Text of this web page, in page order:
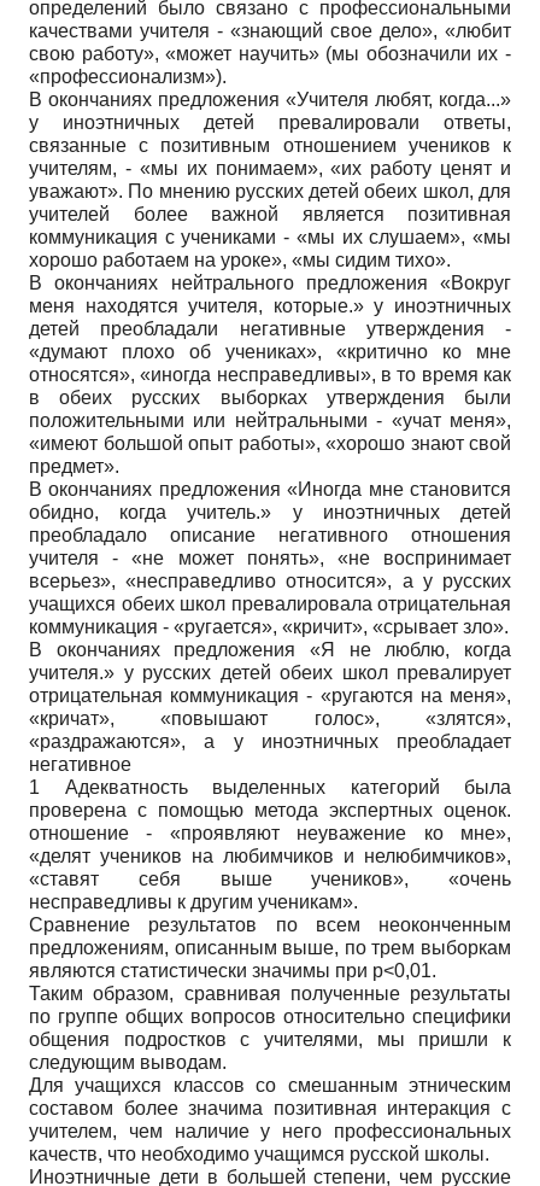
определений было связано с профессиональными
качествами учителя - «знающий свое дело», «любит
свою работу», «может научить» (мы обозначили их -
«профессионализм»).
В окончаниях предложения «Учителя любят, когда...»
у иноэтничных детей превалировали ответы,
связанные с позитивным отношением учеников к
учителям, - «мы их понимаем», «их работу ценят и
уважают». По мнению русских детей обеих школ, для
учителей более важной является позитивная
коммуникация с учениками - «мы их слушаем», «мы
хорошо работаем на уроке», «мы сидим тихо».
В окончаниях нейтрального предложения «Вокруг
меня находятся учителя, которые.» у иноэтничных
детей преобладали негативные утверждения -
«думают плохо об учениках», «критично ко мне
относятся», «иногда несправедливы», в то время как
в обеих русских выборках утверждения были
положительными или нейтральными - «учат меня»,
«имеют большой опыт работы», «хорошо знают свой
предмет».
В окончаниях предложения «Иногда мне становится
обидно, когда учитель.» у иноэтничных детей
преобладало описание негативного отношения
учителя - «не может понять», «не воспринимает
всерьез», «несправедливо относится», а у русских
учащихся обеих школ превалировала отрицательная
коммуникация - «ругается», «кричит», «срывает зло».
В окончаниях предложения «Я не люблю, когда
учителя.» у русских детей обеих школ превалирует
отрицательная коммуникация - «ругаются на меня»,
«кричат», «повышают голос», «злятся»,
«раздражаются», а у иноэтничных преобладает
негативное
1 Адекватность выделенных категорий была
проверена с помощью метода экспертных оценок.
отношение - «проявляют неуважение ко мне»,
«делят учеников на любимчиков и нелюбимчиков»,
«ставят себя выше учеников», «очень
несправедливы к другим ученикам».
Сравнение результатов по всем неоконченным
предложениям, описанным выше, по трем выборкам
являются статистически значимы при р<0,01.
Таким образом, сравнивая полученные результаты
по группе общих вопросов относительно специфики
общения подростков с учителями, мы пришли к
следующим выводам.
Для учащихся классов со смешанным этническим
составом более значима позитивная интеракция с
учителем, чем наличие у него профессиональных
качеств, что необходимо учащимся русской школы.
Иноэтничные дети в большей степени, чем русские